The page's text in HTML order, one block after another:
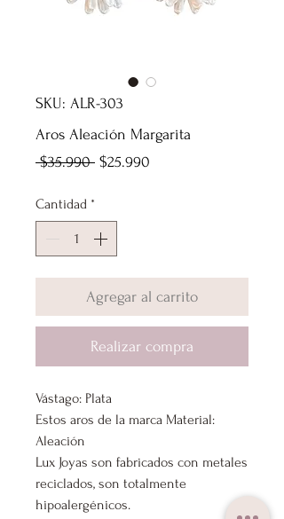
SKU: ALR-303
Aros Aleación Margarita
$35.990 Precio
$25.990
Cantidad *
Agregar al carrito
Realizar compra
Vástago: Plata
Estos aros de la marca Material:
Aleación
Lux Joyas son fabricados con metales
reciclados, son totalmente
hipoalergénicos.